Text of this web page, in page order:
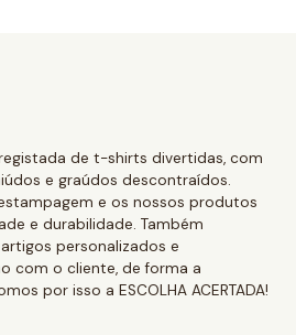
de t-shirts divertidas, com
e graúdos descontraídos.
e os nossos produtos
e durabilidade. Também
personalizados e
com o cliente, de forma a
por isso a ESCOLHA ACERTADA!